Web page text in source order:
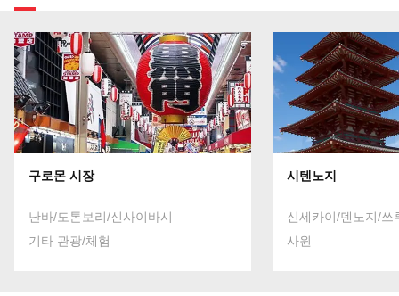
구로몬 시장
난바/도톤보리/신사이바시
기타 관광/체험
시텐노지
신세카이/덴노지/쓰
사원